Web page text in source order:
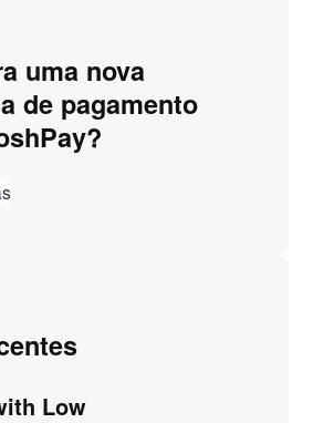
uma nova
de pagamento
Low